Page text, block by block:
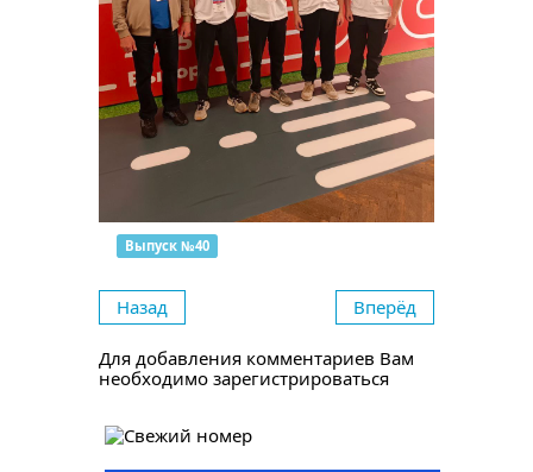
Выпуск №40
Назад Вперёд
Для добавления комментариев Вам
необходимо зарегистрироваться